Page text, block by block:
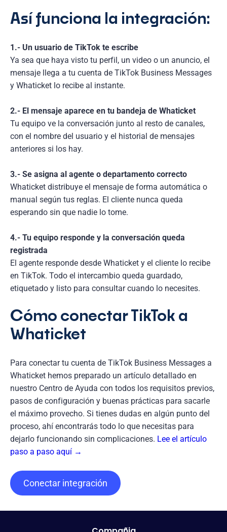
Así funciona la integración:
1.- Un usuario de TikTok te escribe
Ya sea que haya visto tu perfil, un video o un anuncio, el
mensaje llega a tu cuenta de TikTok Business Messages
y Whaticket lo recibe al instante.
2.- El mensaje aparece en tu bandeja de Whaticket
Tu equipo ve la conversación junto al resto de canales,
con el nombre del usuario y el historial de mensajes
anteriores si los hay.
3.- Se asigna al agente o departamento correcto
Whaticket distribuye el mensaje de forma automática o
manual según tus reglas. El cliente nunca queda
esperando sin que nadie lo tome.
4.- Tu equipo responde y la conversación queda
registrada
El agente responde desde Whaticket y el cliente lo recibe
en TikTok. Todo el intercambio queda guardado,
etiquetado y listo para consultar cuando lo necesites.
Cómo conectar TikTok a
Whaticket
Para conectar tu cuenta de TikTok Business Messages a
Whaticket hemos preparado un artículo detallado en
nuestro Centro de Ayuda con todos los requisitos previos,
pasos de configuración y buenas prácticas para sacarle
el máximo provecho. Si tienes dudas en algún punto del
proceso, ahí encontrarás todo lo que necesitas para
dejarlo funcionando sin complicaciones. Lee el artículo
paso a paso aquí →
Conectar integración